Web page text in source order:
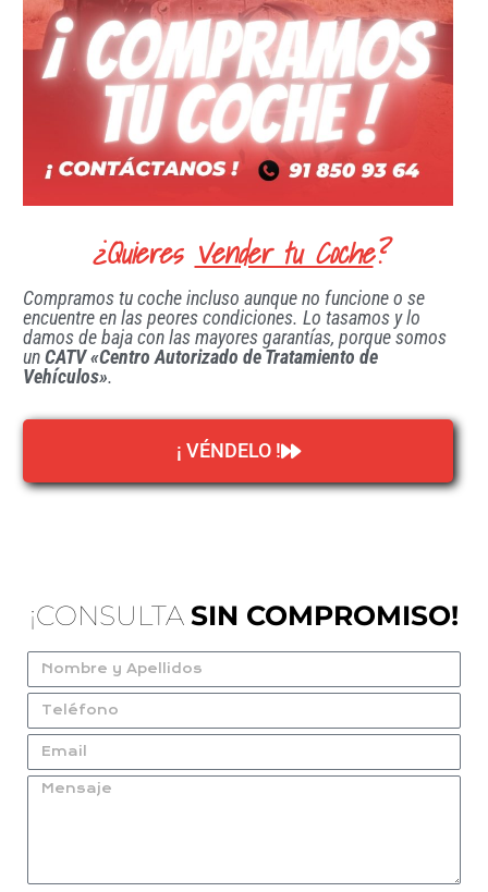
¿Quieres Vender tu Coche?
Compramos tu coche incluso aunque no funcione o se
encuentre en las peores condiciones. Lo tasamos y lo
damos de baja con las mayores garantías, porque somos
unCATV «Centro Autorizado de Tratamiento de
Vehículos».
¡ VÉNDELO !
¡CONSULTA SIN COMPROMISO!